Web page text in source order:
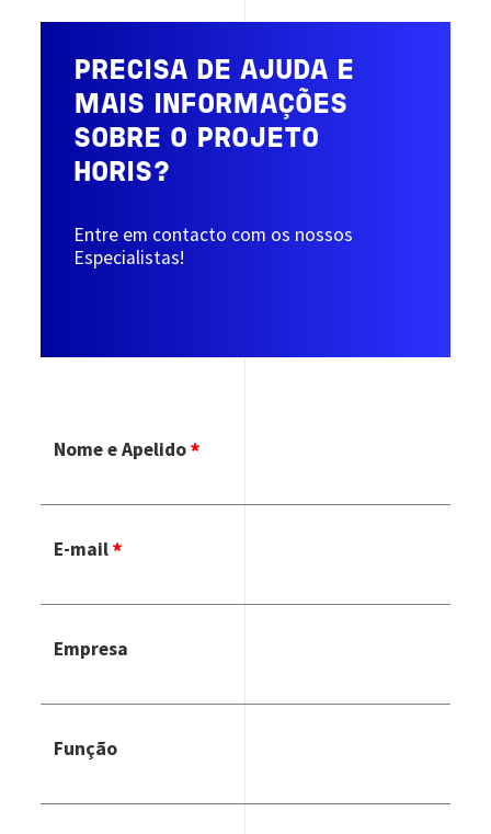
PRECISA DE AJUDA E
MAIS INFORMAÇÕES
SOBRE O PROJETO
HORIS?
Entre em contacto com os nossos
Especialistas!
Nome e Apelido
E-mail
Empresa
Função